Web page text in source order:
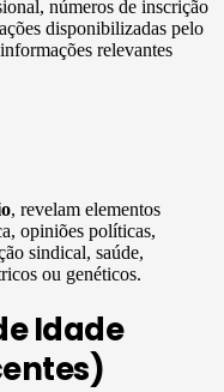
números de inscrição
disponibilizadas pelo
relevantes
, revelam elementos
opiniões políticas,
sindical, saúde,
ou genéticos.
Idade